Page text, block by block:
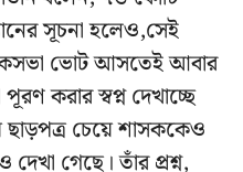
সূচনা হলেও,সেই
ভোট আসতেই আবার
করার স্বপ্ন দেখাচ্ছে
ছাড়পত্র চেয়ে শাসককেও
দেখা গেছে। তাঁর প্রশ্ন,